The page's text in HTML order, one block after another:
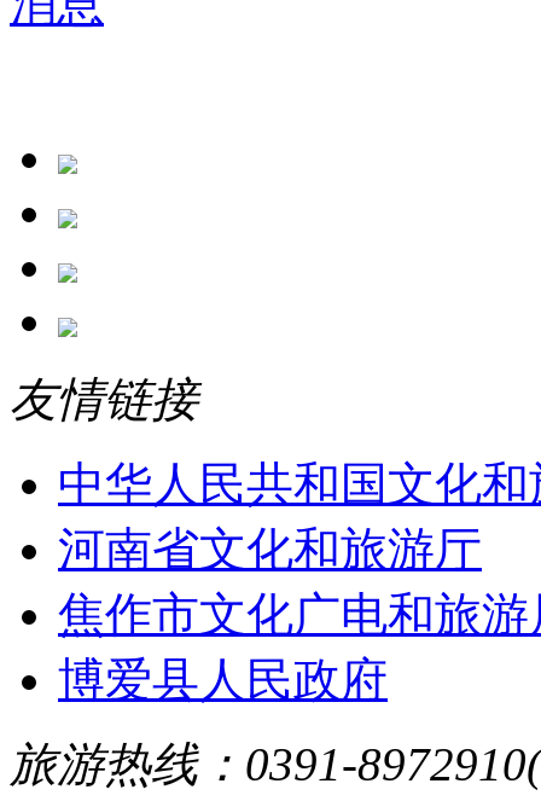
友情链接
中华人民共和国文化
河南省文化和旅游厅
焦作市文化广电和旅游
博爱县人民政府
旅游热线：0391-